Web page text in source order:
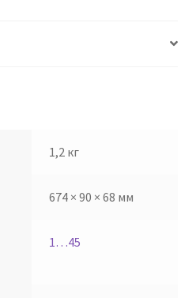
1,2 кг
674 × 90 × 68 мм
1…45